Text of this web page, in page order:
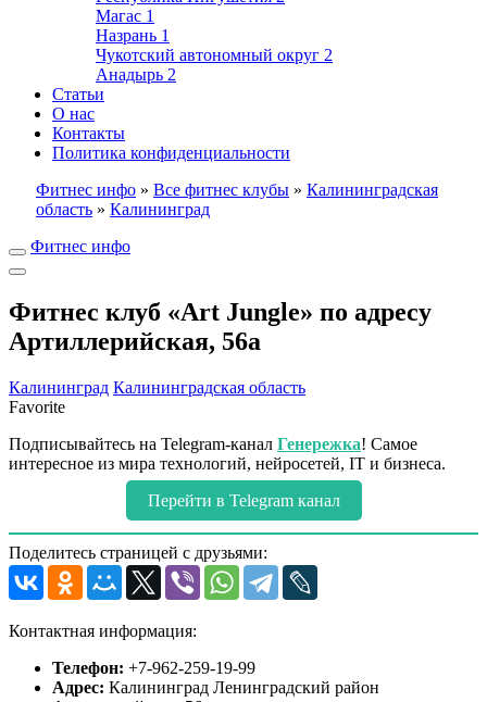
Магас 1
Назрань 1
Чукотский автономный округ 2
Анадырь 2
Статьи
О нас
Контакты
Политика конфиденциальности
Фитнес инфо » Все фитнес клубы » Калининградская
область » Калининград
Фитнес инфо
Фитнес клуб «Art Jungle» по адресу
Артиллерийская, 56а
Калининград Калининградская область
Favorite
Подписывайтесь на Telegram-канал Генережка! Самое
интересное из мира технологий, нейросетей, IT и бизнеса.
Перейти в Telegram канал
Поделитесь страницей с друзьями:
Контактная информация:
Телефон: +7-962-259-19-99
Адрес: Калининград Ленинградский район